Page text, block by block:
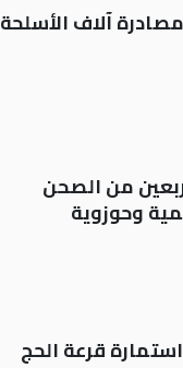
شخصي ومصادرة آلاف الأسلحة
من الصحن
وحوزوية
قرعة الحج